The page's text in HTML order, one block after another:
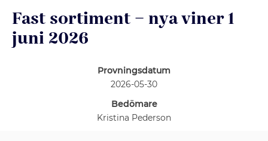
Fast sortiment – nya viner 1
juni 2026
Provningsdatum
2026-05-30
Bedömare
Kristina Pederson